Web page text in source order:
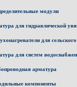
модули
для гидравлической
для
для систем
арматура
компоненты